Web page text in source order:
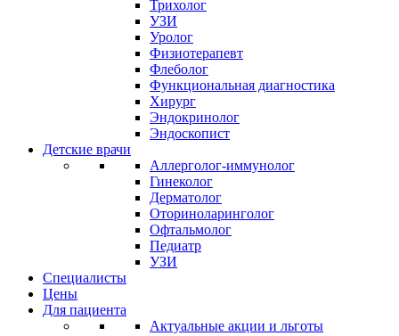
Трихолог
УЗИ
Уролог
Физиотерапевт
Флеболог
Функциональная диагностика
Хирург
Эндокринолог
Эндоскопист
Детские врачи
Аллерголог-иммунолог
Гинеколог
Дерматолог
Оториноларинголог
Офтальмолог
Педиатр
УЗИ
Специалисты
Цены
Для пациента
Актуальные акции и льготы